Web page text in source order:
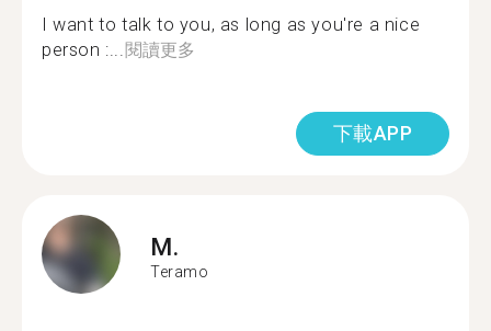
I want to talk to you, as long as you're a nice
person :...閱讀更多
下載APP
M.
Teramo